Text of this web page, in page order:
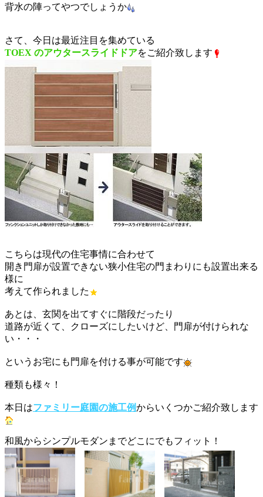
背水の陣ってやつでしょうか
さて、今日は最近注目を集めている
TOEX のアウタースライドドアをご紹介致します
こちらは現代の住宅事情に合わせて
開き門扉が設置できない狭小住宅の門まわりにも設置出来る
様に
考えて作られました
あとは、玄関を出てすぐに階段だったり
道路が近くて、クローズにしたいけど、門扉が付けられな
い・・・
というお宅にも門扉を付ける事が可能です
種類も様々！
本日はファミリー庭園の施工例からいくつかご紹介致します
和風からシンプルモダンまでどこにでもフィット！